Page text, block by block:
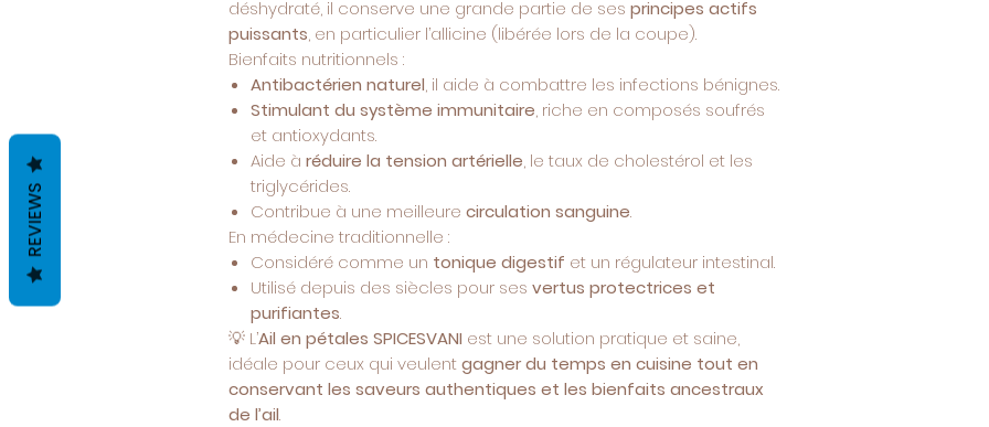
déshydraté, il conserve une grande partie de ses principes actifs
puissants, en particulier l’allicine (libérée lors de la coupe).
Bienfaits nutritionnels :
Antibactérien naturel, il aide à combattre les infections bénignes.
Stimulant du système immunitaire, riche en composés soufrés
et antioxydants.
Aide à réduire la tension artérielle, le taux de cholestérol et les
triglycérides.
Contribue à une meilleure circulation sanguine.
En médecine traditionnelle :
Considéré comme un tonique digestif et un régulateur intestinal.
Utilisé depuis des siècles pour ses vertus protectrices et
purifiantes.
💡 L’Ail en pétales SPICESVANI est une solution pratique et saine,
idéale pour ceux qui veulentgagner du temps en cuisine tout en
conservant les saveurs authentiques et les bienfaits ancestraux
de l’ail.
REVIEWS